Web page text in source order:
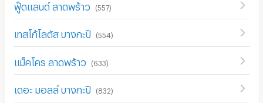
ฟู๊ดแลนด์ ลาดพร้าว (557)
เทสโก้โลตัส บางกะปิ (554 )
แม็คโคร ลาดพร้าว (633)
เดอะ มอลล์ บางกะปิ (832)